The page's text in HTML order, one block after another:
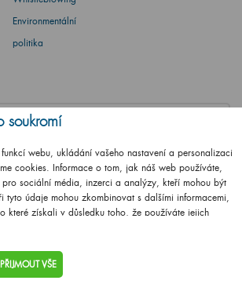
Environmentální
politika
Stoklasová
se
653 937
17 hod.
soukromí
webu, ukládání vašeho nastavení a personalizaci
cookies. Informace o tom, jak náš web používáte,
pro sociální média, inzerci a analýzy, kteří mohou být
tyto údaje mohou zkombinovat s dalšími informacemi,
které získali v důsledku toho, že používáte jejich
PŘIJMOUT VŠE